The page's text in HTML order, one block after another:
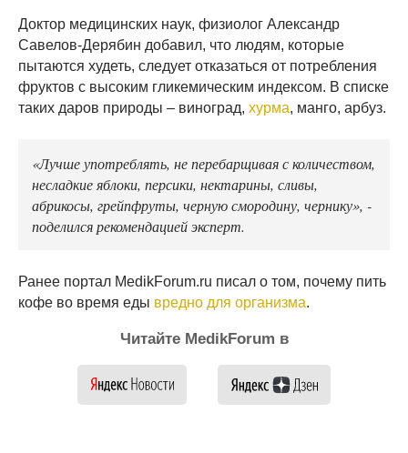
Доктор медицинских наук, физиолог Александр
Савелов-Дерябин добавил, что людям, которые
пытаются худеть, следует отказаться от потребления
фруктов с высоким гликемическим индексом. В списке
таких даров природы – виноград, хурма, манго, арбуз.
«Лучше употреблять, не перебарщивая с количеством,
несладкие яблоки, персики, нектарины, сливы,
абрикосы, грейпфруты, черную смородину, чернику», -
поделился рекомендацией эксперт.
Ранее портал MedikForum.ru писал о том, почему пить
кофе во время еды вредно для организма.
Читайте MedikForum в